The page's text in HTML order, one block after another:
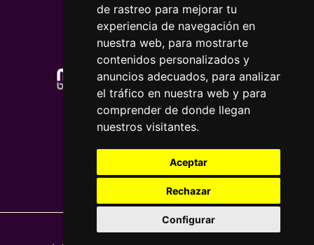
de rastreo para mejorar tu
experiencia de navegación en
nuestra web, para mostrarte
contenidos personalizados y
anuncios adecuados, para analizar
el tráfico en nuestra web y para
comprender de donde llegan
nuestros visitantes.
Aceptar
Rechazar
Configurar
Nota legal|Política de privacidade